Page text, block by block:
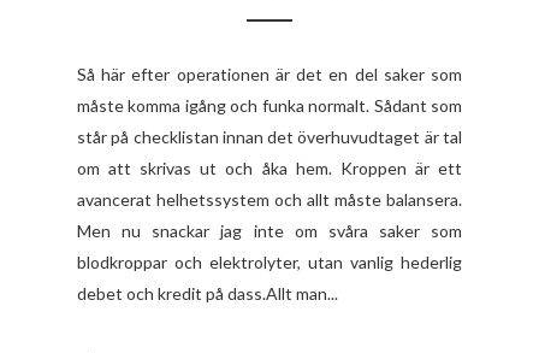
Så här efter operationen är det en del saker som
måste komma igång och funka normalt. Sådant som
står på checklistan innan det överhuvudtaget är tal
om att skrivas ut och åka hem. Kroppen är ett
avancerat helhetssystem och allt måste balansera.
Men nu snackar jag inte om svåra saker som
blodkroppar och elektrolyter, utan vanlig hederlig
debet och kredit på dass.Allt man...